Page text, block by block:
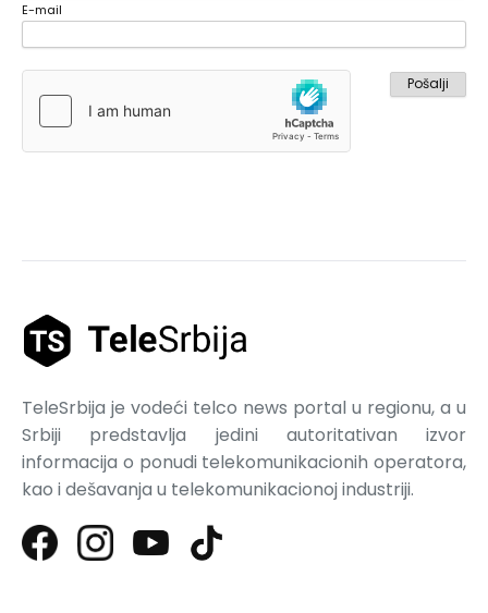
E-mail
TeleSrbija je vodeći telco news portal u regionu, a u
Srbiji predstavlja jedini autoritativan izvor
informacija o ponudi telekomunikacionih operatora,
kao i dešavanja u telekomunikacionoj industriji.